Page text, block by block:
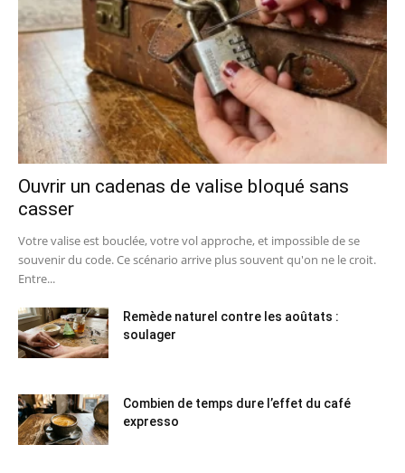
Ouvrir un cadenas de valise bloqué sans
casser
Votre valise est bouclée, votre vol approche, et impossible de se
souvenir du code. Ce scénario arrive plus souvent qu'on ne le croit.
Entre...
Remède naturel contre les aoûtats :
soulager
Combien de temps dure l’effet du café
expresso